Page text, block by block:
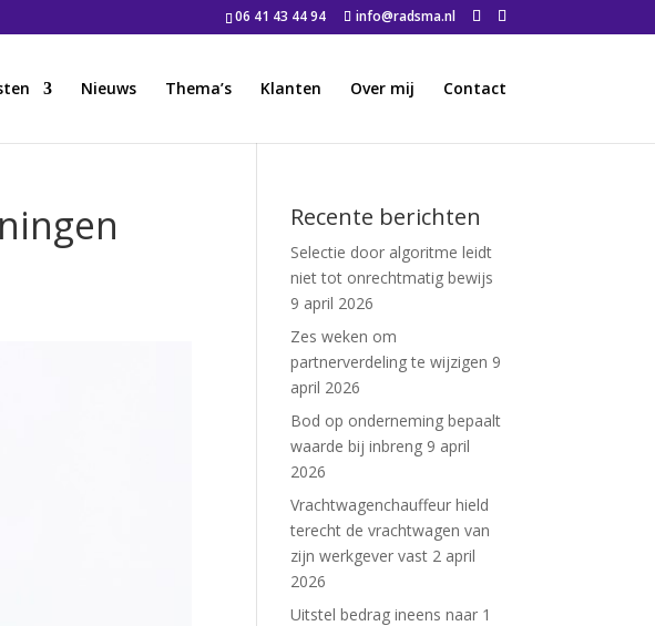
06 41 43 44 94 info@radsma.nl
Nieuws Thema’s Klanten Over mij Contact
Recente berichten
Selectie door algoritme leidt
niet tot onrechtmatig bewijs
9 april 2026
Zes weken om
partnerverdeling te wijzigen 9
april 2026
Bod op onderneming bepaalt
waarde bij inbreng 9 april
2026
Vrachtwagenchauffeur hield
terecht de vrachtwagen van
zijn werkgever vast 2 april
2026
Uitstel bedrag ineens naar 1